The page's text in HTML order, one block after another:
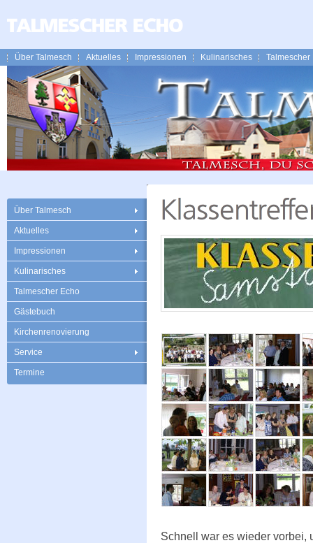
Über Talmesch Aktuelles Impressionen Kulinarisches Talmescher
Über Talmesch
Aktuelles
Impressionen
Kulinarisches
Talmescher Echo
Gästebuch
Kirchenrenovierung
Service
Termine
Schnell war es wieder vorbei,